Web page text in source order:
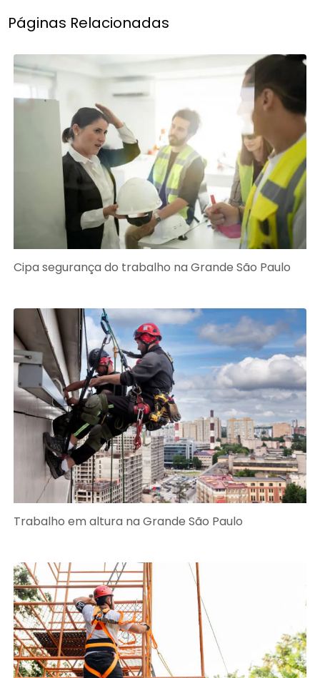
Páginas Relacionadas
Cipa segurança do trabalho na Grande São Paulo
Trabalho em altura na Grande São Paulo